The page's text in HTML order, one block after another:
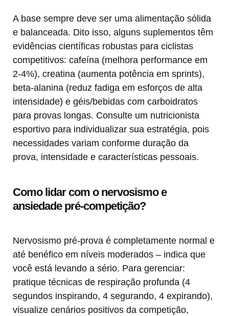
A base sempre deve ser uma alimentação sólida
e balanceada. Dito isso, alguns suplementos têm
evidências científicas robustas para ciclistas
competitivos: cafeína (melhora performance em
2-4%), creatina (aumenta potência em sprints),
beta-alanina (reduz fadiga em esforços de alta
intensidade) e géis/bebidas com carboidratos
para provas longas. Consulte um nutricionista
esportivo para individualizar sua estratégia, pois
necessidades variam conforme duração da
prova, intensidade e características pessoais.
Como lidar com o nervosismo e
ansiedade pré-competição?
Nervosismo pré-prova é completamente normal e
até benéfico em níveis moderados – indica que
você está levando a sério. Para gerenciar:
pratique técnicas de respiração profunda (4
segundos inspirando, 4 segurando, 4 expirando),
visualize cenários positivos da competição,